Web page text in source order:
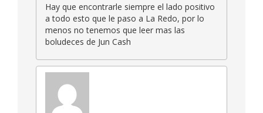
Hay que encontrarle siempre el lado positivo
a todo esto que le paso a La Redo, por lo
menos no tenemos que leer mas las
boludeces de Jun Cash